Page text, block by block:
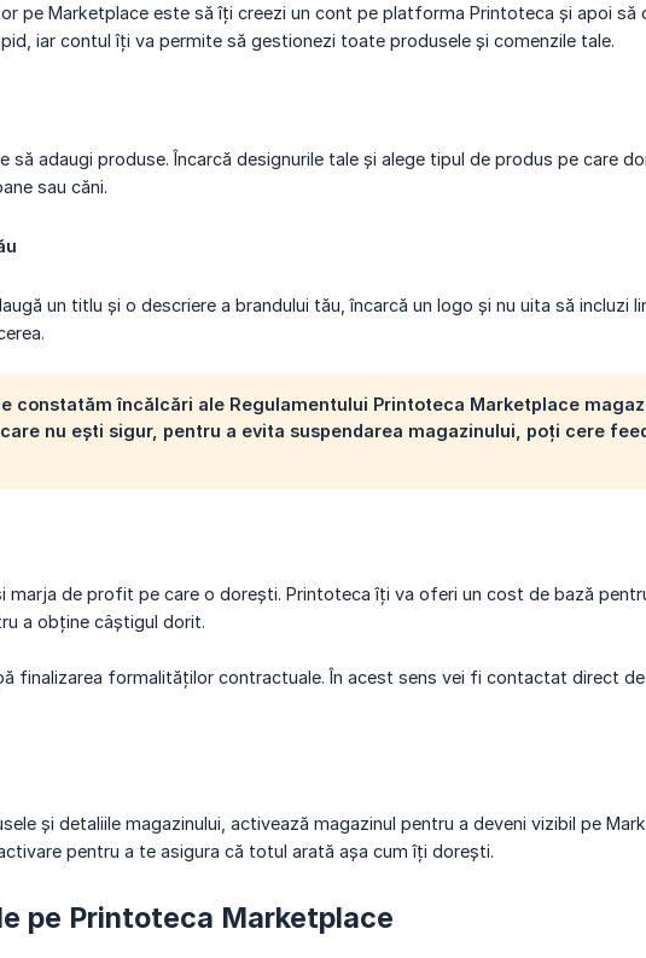
pe Marketplace este să îți creezi un cont pe platforma Printoteca și apoi
iar contul îți va permite să gestionezi toate produsele și comenzile tale.
să adaugi produse. Încarcă designurile tale și alege tipul de produs pe care
sau căni.
un titlu și o descriere a brandului tău, încarcă un logo și nu uita să incluzi
constatăm încălcări ale Regulamentului Printoteca Marketplace
nu ești sigur, pentru a evita suspendarea magazinului, poți cere
de profit pe care o dorești. Printoteca îți va oferi un cost de bază
a obține câștigul dorit.
finalizarea formalităților contractuale. În acest sens vei fi contactat direct
și detaliile magazinului, activează magazinul pentru a deveni vizibil pe
pentru a te asigura că totul arată așa cum îți dorești.
pe Printoteca Marketplace